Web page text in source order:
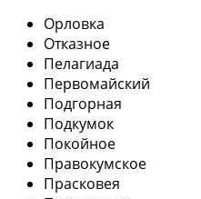
Орловка
Отказное
Пелагиада
Первомайский
Подгорная
Подкумок
Покойное
Правокумское
Прасковея